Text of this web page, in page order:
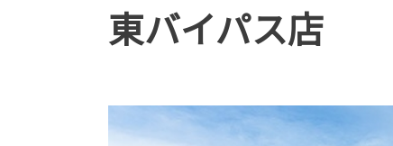
東バイパス店